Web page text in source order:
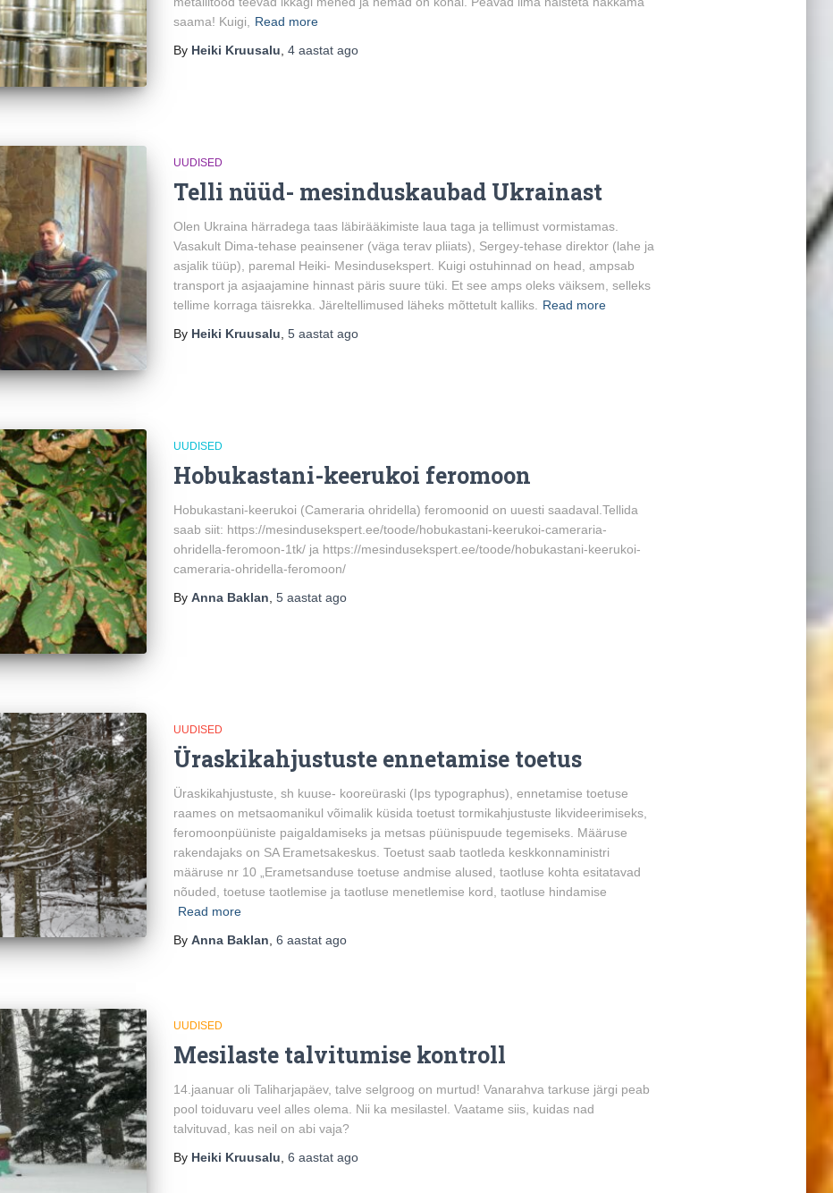
saama! Kuigi, Read more
By Heiki Kruusalu, 4 aastatago
UUDISED
Telli nüüd- mesinduskaubad Ukrainast
Olen Ukraina härradega taas läbirääkimiste laua taga ja tellimust vormistamas.
Vasakult Dima-tehase peainsener (väga terav pliiats), Sergey-tehase direktor (lahe ja
asjalik tüüp), paremal Heiki- Mesindusekspert. Kuigi ostuhinnad on head, ampsab
transport ja asjaajamine hinnast päris suure tüki. Et see amps oleks väiksem, selleks
tellime korraga täisrekka. Järeltellimused läheks mõttetult kalliks.
Read more
By Heiki Kruusalu 5 aastatago
UUDISED
Hobukastani-keerukoi feromoon
Hobukastani-keerukoi (Cameraria ohridella) feromoonid on uuesti saadaval.Tellida
saab siit: https://mesindusekspert.ee/toode/hobukastani-keerukoi-cameraria-
ohridella-feromoon-1tk/ ja https://mesindusekspert.ee/toode/hobukastani-keerukoi-
cameraria-ohridella-feromoon/
By Anna Baklan 5 aastatago
UUDISED
Üraskikahjustuste ennetamise toetus
Üraskikahjustuste, sh kuuse- kooreüraski (Ips typographus), ennetamise toetuse
raames on metsaomanikul võimalik küsida toetust tormikahjustuste likvideerimiseks,
feromoonpüüniste paigaldamiseks ja metsas püünispuude tegemiseks. Määruse
rakendajaks on SA Erametsakeskus. Toetust saab taotleda keskkonnaministri
määruse nr 10 „Erametsanduse toetuse andmise alused, taotluse kohta esitatavad
nõuded, toetuse taotlemise ja taotluse menetlemise kord, taotluse hindamise
Read more
By Anna Baklan 6 aastatago
UUDISED
Mesilaste talvitumise kontroll
14.jaanuar oli Taliharjapäev, talve selgroog on murtud! Vanarahva tarkuse järgi peab
pool toiduvaru veel alles olema. Nii ka mesilastel. Vaatame siis, kuidas nad
talvituvad, kas neil on abi vaja?
By Heiki Kruusalu 6 aastatago